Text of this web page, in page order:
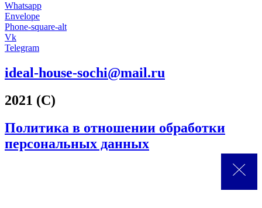
Whatsapp
Envelope
Phone-square-alt
Vk
Telegram
ideal-house-sochi@mail.ru
2021 (С)
Политика в отношении обработки
персональных данных